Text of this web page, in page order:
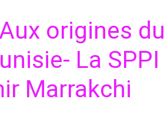
origines du
La SPPI
Marrakchi